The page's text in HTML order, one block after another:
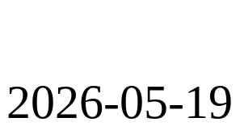
2026-05-19